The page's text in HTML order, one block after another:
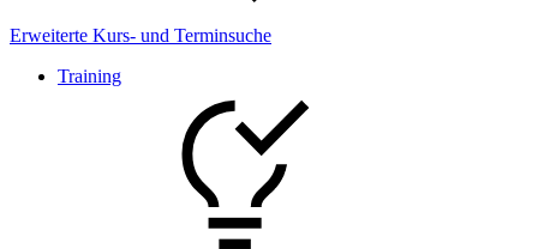
Erweiterte Kurs- und Terminsuche
Training